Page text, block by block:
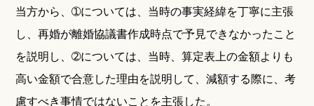
当方から、➀については、当時の事実経緯を丁寧に主張
し、再婚が離婚協議書作成時点で予見できなかったこと
を説明し、➁については、当時、算定表上の金額よりも
高い金額で合意した理由を説明して、減額する際に、考
慮すべき事情ではないことを主張した。